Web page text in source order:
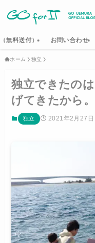
無料送付） お問い合わせ
ホーム 独立
独立できたの
げてきたから。
独立 2021年2月27日